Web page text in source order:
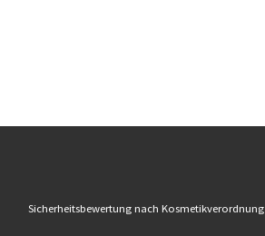
Sicherheitsbewertung nach Kosmetikverordnung